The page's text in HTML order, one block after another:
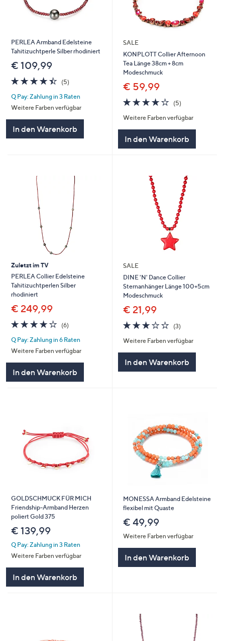
PERLEA Armband Edelsteine
Tahitizuchtperle Silber rhodiniert
€ 109,99
4.4
von
5
(5)5
Q Pay: Zahlung in 3 Raten
Weitere Farben verfügbar
In den Warenkorb
SALE
KONPLOTT Collier Afternoon
Tea Länge 38cm + 8cm
Modeschmuck
€ 59,99
4.2
von
5
(5)5
Weitere Farben verfügbar
In den Warenkorb
Zuletzt im TV
PERLEA Collier Edelsteine
Tahitizuchtperlen Silber
rhodiniert
€ 249,99
4.2
von
5
(6)6
Q Pay: Zahlung in 6 Raten
Weitere Farben verfügbar
In den Warenkorb
SALE
DINE 'N' Dance Collier
Sternanhänger Länge 100+5cm
Modeschmuck
€ 21,99
3.0
von
5
(3)3
Weitere Farben verfügbar
In den Warenkorb
GOLDSCHMUCK FÜR MICH
Friendship-Armband Herzen
poliert Gold 375
€ 139,99
Q Pay: Zahlung in 3 Raten
Weitere Farben verfügbar
In den Warenkorb
MONESSA Armband Edelsteine
flexibel mit Quaste
€ 49,99
Weitere Farben verfügbar
In den Warenkorb